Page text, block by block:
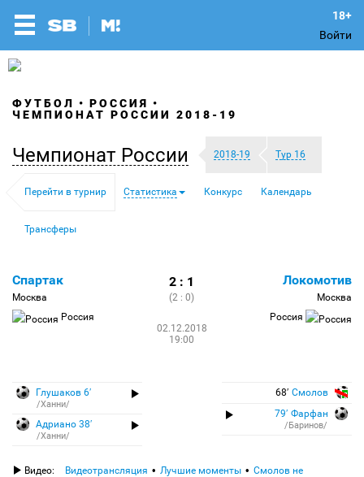
Войти
ФУТБОЛ
РОССИЯ
ЧЕМПИОНАТ РОССИИ 2018-19
Чемпионат России 2018-19 Тур 16
Перейти в турнир Статистика Конкурс Календарь
Трансферы
Спартак
Москва
Россия
2 : 1
(2 : 0)
02.12.2018
19:00
Локомотив
Москва
Россия
Глушаков 6′
/Ханни/
Адриано 38′
/Ханни/
68′ Смолов
79′ Фарфан
/Баринов/
Видео: Видеотрансляция Лучшие моменты Смолов не